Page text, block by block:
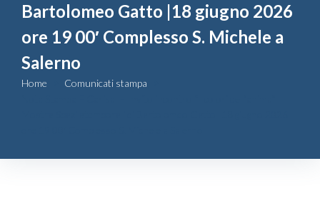
Comunicazione
Complesso
San Michele
Bartolomeo Gatto |18 giugno 2026
ore 19 00′ Complesso S. Michele a
Salerno
Home
Comunicati stampa